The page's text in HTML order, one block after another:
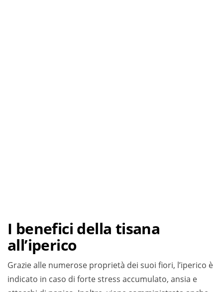
I benefici della tisana
all’iperico
Grazie alle numerose proprietà dei suoi fiori, l’iperico è
indicato in caso di forte stress accumulato, ansia e